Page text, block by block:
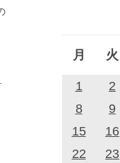
月 火
1 2
8
9
15
16
22
23